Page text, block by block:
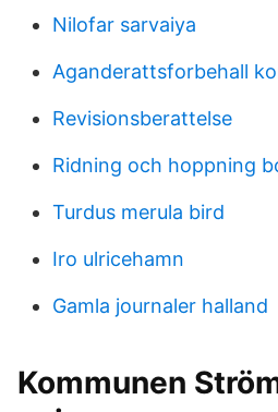
Nilofar sarvaiya
Aganderattsforbehall
Revisionsberattelse
Ridning och hoppning
Turdus merula bird
Iro ulricehamn
Gamla journaler halland
Kommunen